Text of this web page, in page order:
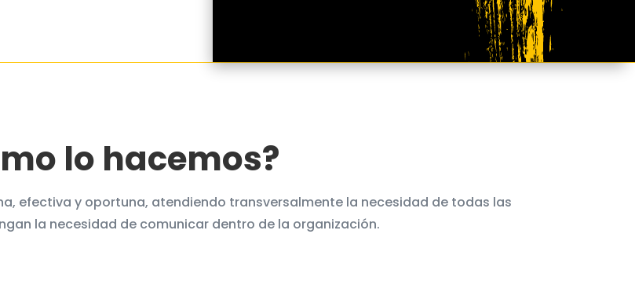
lo hacemos?
efectiva y oportuna, atendiendo transversalmente la necesidad de todas las
la necesidad de comunicar dentro de la organización.